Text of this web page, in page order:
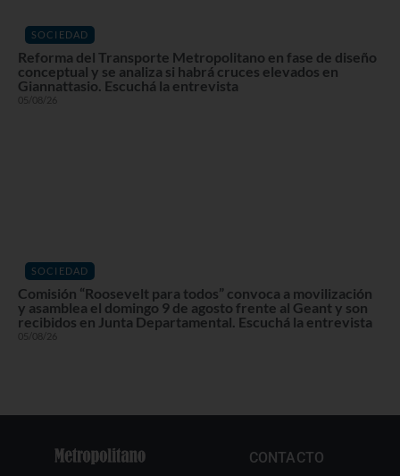
SOCIEDAD
Reforma del Transporte Metropolitano en fase de diseño
conceptual y se analiza si habrá cruces elevados en
Giannattasio. Escuchá la entrevista
05/08/26
SOCIEDAD
Comisión “Roosevelt para todos” convoca a movilización
y asamblea el domingo 9 de agosto frente al Geant y son
recibidos en Junta Departamental. Escuchá la entrevista
05/08/26
CONTACTO